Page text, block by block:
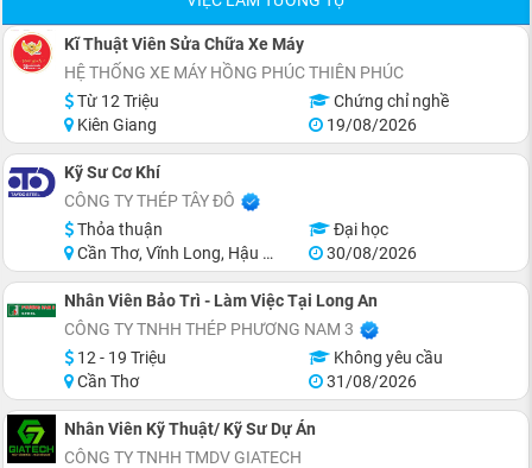
Kĩ Thuật Viên Sửa Chữa Xe Máy
HỆ THỐNG XE MÁY HỒNG PHÚC THIÊN PHÚC
Từ 12 Triệu
Chứng chỉ nghề
Kiên Giang
19/08/2026
Kỹ Sư Cơ Khí
CÔNG TY THÉP TÂY ĐÔ
Thỏa thuận
Đại học
Cần Thơ, Vĩnh Long, Hậu Giang, Long An, Miền Nam
30/08/2026
Nhân Viên Bảo Trì - Làm Việc Tại Long An
CÔNG TY TNHH THÉP PHƯƠNG NAM 3
12 - 19 Triệu
Không yêu cầu
Cần Thơ
31/08/2026
Nhân Viên Kỹ Thuật/ Kỹ Sư Dự Án
CÔNG TY TNHH TMDV GIATECH